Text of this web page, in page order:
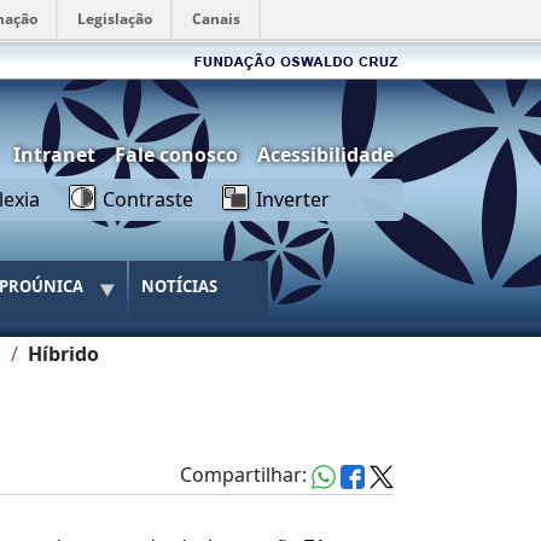
Legislação Canais
Intranet Fale conosco
Acessibilidade
Contraste Inverter
PROÚNICA NOTÍCIAS
Híbrido
Compartilhar: